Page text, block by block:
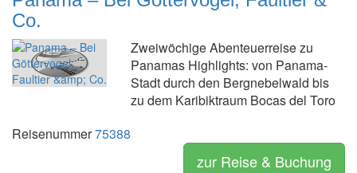
Co.
Zweiwöchige Abenteuerreise zu
Panamas Highlights: von Panama-
Stadt durch den Bergnebelwald bis
zu dem Karibiktraum Bocas del Toro
Reisenummer75388
zur Reise & Buchung